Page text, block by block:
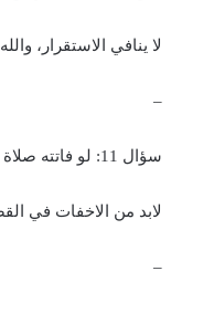
لا ينافي الاستقرار،
–
سؤال 11: لو فاتته صلاة الظهر من يوم الجمعة، وأراد قضاءها، فهل يكون مخيرا بين الجهر والاخفات في القراءة، أم يتعين الاخفات؟
لابد من الاخفات في
–